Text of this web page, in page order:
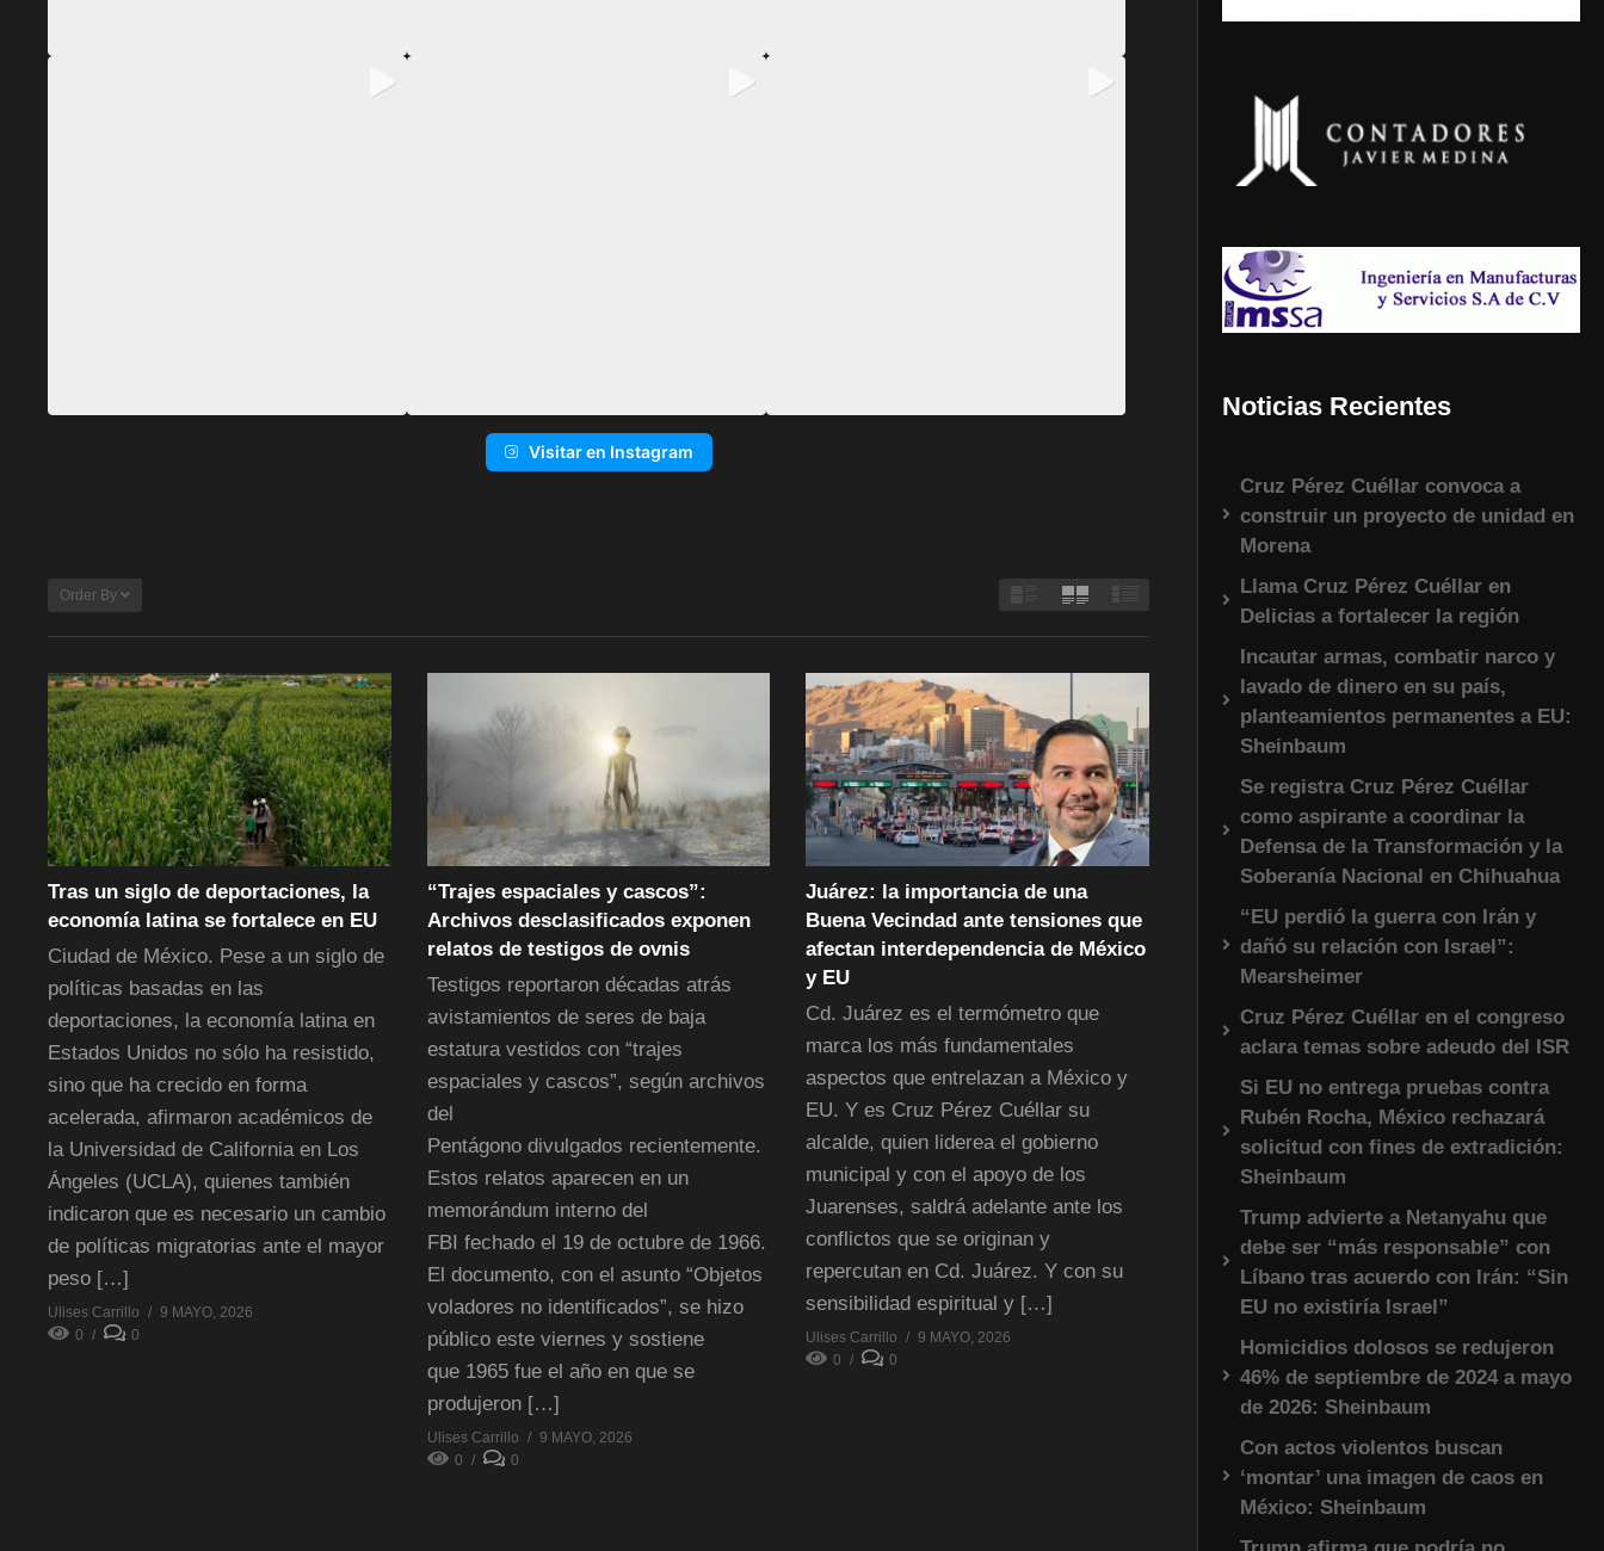
Visitar en Instagram
Order By
Tras un siglo de deportaciones, la
economía latina se fortalece en EU
Ciudad de México. Pese a un siglo de
políticas basadas en las
deportaciones, la economía latina en
Estados Unidos no sólo ha resistido,
sino que ha crecido en forma
acelerada, afirmaron académicos de
la Universidad de California en Los
Ángeles (UCLA), quienes también
indicaron que es necesario un cambio
de políticas migratorias ante el mayor
peso […]
Ulises Carrillo
9 MAYO, 2026
0
0
“Trajes espaciales y cascos”:
Archivos desclasificados exponen
relatos de testigos de ovnis
Testigos reportaron décadas atrás
avistamientos de seres de baja
estatura vestidos con “trajes
espaciales y cascos”, según archivos
del
Pentágono divulgados recientemente.
Estos relatos aparecen en un
memorándum interno del
FBI fechado el 19 de octubre de 1966.
El documento, con el asunto “Objetos
voladores no identificados”, se hizo
público este viernes y sostiene
que 1965 fue el año en que se
produjeron […]
Ulises Carrillo
9 MAYO, 2026
0
0
Juárez: la importancia de una
Buena Vecindad ante tensiones que
afectan interdependencia de México
y EU
Cd. Juárez es el termómetro que
marca los más fundamentales
aspectos que entrelazan a México y
EU. Y es Cruz Pérez Cuéllar su
alcalde, quien liderea el gobierno
municipal y con el apoyo de los
Juarenses, saldrá adelante ante los
conflictos que se originan y
repercutan en Cd. Juárez. Y con su
sensibilidad espiritual y […]
Ulises Carrillo
9 MAYO, 2026
0
0
Noticias Recientes
Cruz Pérez Cuéllar convoca a
construir un proyecto de unidad en
Morena
Llama Cruz Pérez Cuéllar en
Delicias a fortalecer la región
Incautar armas, combatir narco y
lavado de dinero en su país,
planteamientos permanentes a EU:
Sheinbaum
Se registra Cruz Pérez Cuéllar
como aspirante a coordinar la
Defensa de la Transformación y la
Soberanía Nacional en Chihuahua
“EU perdió la guerra con Irán y
dañó su relación con Israel”:
Mearsheimer
Cruz Pérez Cuéllar en el congreso
aclara temas sobre adeudo del ISR
Si EU no entrega pruebas contra
Rubén Rocha, México rechazará
solicitud con fines de extradición:
Sheinbaum
Trump advierte a Netanyahu que
debe ser “más responsable” con
Líbano tras acuerdo con Irán: “Sin
EU no existiría Israel”
Homicidios dolosos se redujeron
46% de septiembre de 2024 a mayo
de 2026: Sheinbaum
Con actos violentos buscan
‘montar’ una imagen de caos en
México: Sheinbaum